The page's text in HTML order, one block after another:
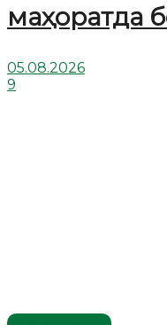
маҳоратда
05.08.2026
9